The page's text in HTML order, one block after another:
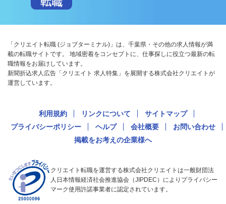
「クリエイト転職 (ジョブターミナル)」は、千葉県・その他の求人情報が満
載の転職サイトです。 地域密着をコンセプトに、仕事探しに役立つ最新の転
職情報をお届けしています。
新聞折込求人広告「クリエイト 求人特集」を展開する株式会社クリエイトが
運営しています。
利用規約 リンクについて
サイトマップ
プライバシーポリシー
ヘルプ 会社概要
お問い合わせ
掲載をお考えの企業様へ
クリエイト転職を運営する株式会社クリエイトは一般財団法
人日本情報経済社会推進協会（JIPDEC）によりプライバシー
マーク使用許諾事業者に認定されています。